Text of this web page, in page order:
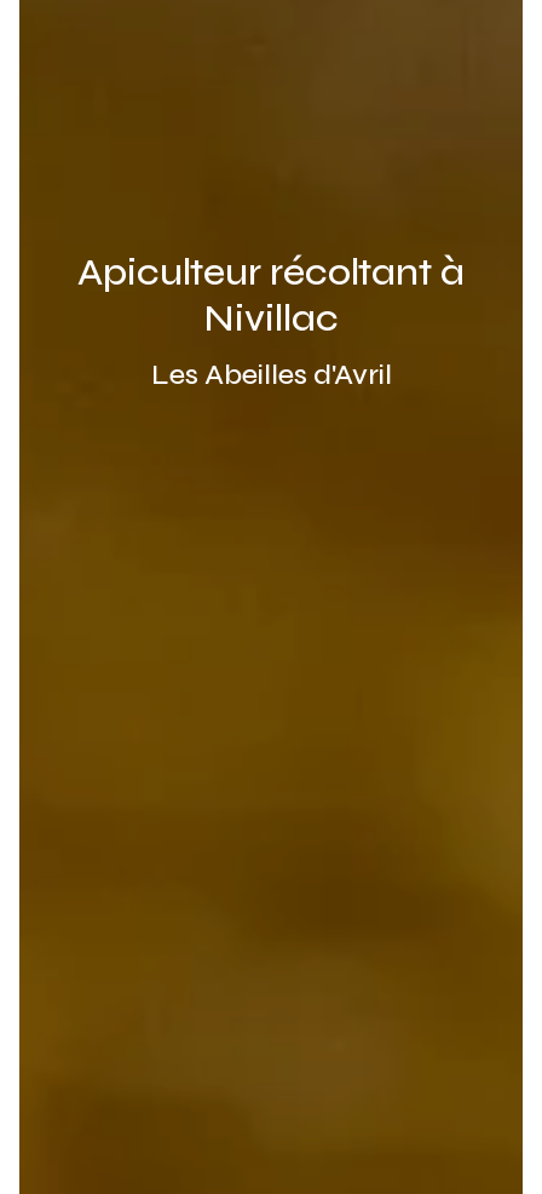
Apiculteur récoltant à
Nivillac
Les Abeilles d'Avril